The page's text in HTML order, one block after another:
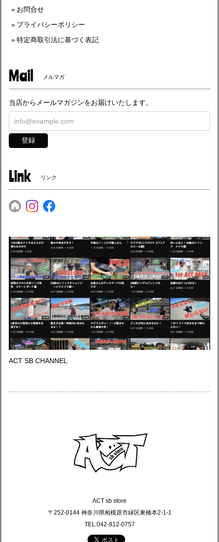
お問合せ
プライバシーポリシー
特定商取引法に基づく表記
Mail メルマガ
当店からメールマガジンをお届けいたします。
登録
Link リンク
ACT SB CHANNEL
ACT sb store
〒252-0144 神奈川県相模原市緑区東橋本2-1-1
TEL:042-812-0757